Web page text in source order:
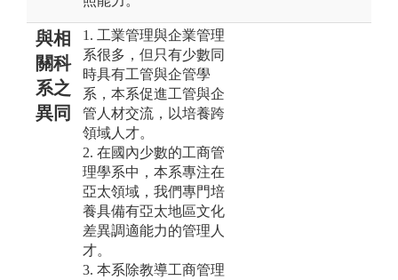
與相
關科
系之
異同
1. 工業管理與企業管理
系很多，但只有少數同
時具有工管與企管學
系，本系促進工管與企
管人材交流，以培養跨
領域人才。
2. 在國內少數的工商管
理學系中，本系專注在
亞太領域，我們專門培
養具備有亞太地區文化
差異調適能力的管理人
才。
3. 本系除教導工商管理